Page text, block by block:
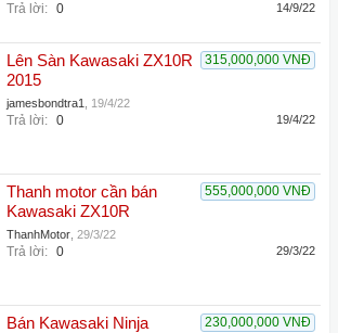
Trả lời: 0 14/9/22
315,000,000 VNĐ
Lên Sàn Kawasaki ZX10R
2015
jamesbondtra1 19/4/22
Trả lời: 0 19/4/22
555,000,000 VNĐ
Thanh motor cần bán
Kawasaki ZX10R
ThanhMotor 29/3/22
Trả lời: 0 29/3/22
230,000,000 VNĐ
Bán Kawasaki Ninja